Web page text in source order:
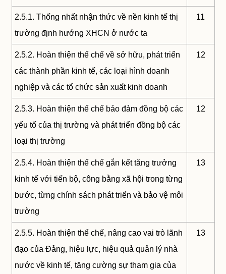
2.5.1. Thống nhất nhận thức về nền kinh tế thị
trường định hướng XHCN ở nước ta
11
2.5.2. Hoàn thiện thể chế về sở hữu, phát triển
các thành phần kinh tế, các loại hình doanh
nghiệp và các tổ chức sản xuất kinh doanh
12
2.5.3. Hoàn thiện thể chế bảo đảm đồng bộ các
yếu tố của thị trường và phát triển đồng bộ các
loại thị trường
12
2.5.4. Hoàn thiện thể chế gắn kết tăng trưởng
kinh tế với tiến bộ, công bằng xã hội trong từng
bước, từng chính sách phát triển và bảo vệ môi
trường
13
2.5.5. Hoàn thiện thể chế, nâng cao vai trò lãnh
đạo của Đảng, hiệu lực, hiệu quả quản lý nhà
nước về kinh tế, tăng cường sự tham gia của
13